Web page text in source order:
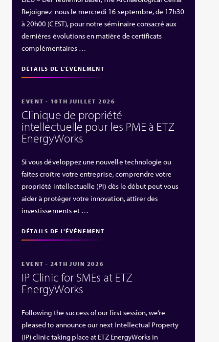
Rejoignez-nous le mercredi 16 septembre, de 17h30
à 20h00 (CEST), pour notre séminaire consacré aux
dernières évolutions en matière de certificats
complémentaires …
DÉTAILS DE L'ÉVÉNEMENT
EVENT - 10TH JUILLET 2026
Clinique de propriété
intellectuelle pour les PME à ETZ
EnergyWorks
Si vous développez une nouvelle technologie ou
faites croître votre entreprise, comprendre votre
propriété intellectuelle (PI) dès le début peut vous
aider à protéger votre innovation, attirer des
investissements et …
DÉTAILS DE L'ÉVÉNEMENT
EVENT - 24TH JUIN 2026
IP Clinic for SMEs at ETZ
EnergyWorks
Following the success of our first session, we’re
pleased to announce our next Intellectual Property
(IP) clinic taking place at ETZ EnergyWorks in